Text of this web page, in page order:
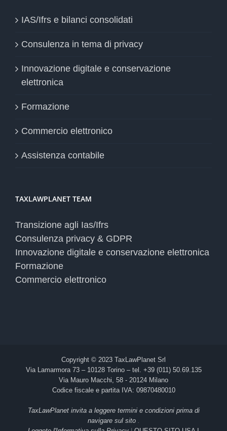
IAS/Ifrs e bilanci consolidati
Consulenza in tema di privacy
Innovazione digitale e conservazione
elettronica
Formazione
Commercio elettronico
Assistenza contabile
TAXLAWPLANET TEAM
Transizione agli Ias/Ifrs
Consulenza privacy & GDPR
Innovazione digitale e conservazione elettronica
Formazione
Commercio elettronico
Copyright © 2023 TaxLawPlanet Srl
Via Lamarmora 73 – 10128 Torino – tel. +39 (011) 50.69.135
Via Mauro Macchi, 58 - 20124 Milano
Codice fiscale e partita IVA: 09870480010
TaxLawPlanet invita a leggere termini e condizioni prima di
navigare sul sito